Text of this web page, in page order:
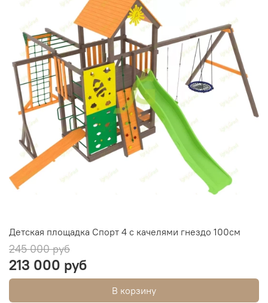
Детская площадка Спорт 4 с качелями гнездо 100см
245 000 руб
213 000 руб
В корзину